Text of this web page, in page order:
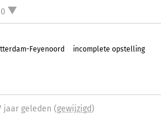
Feyenoord incomplete opstelling
jaar geleden (gewijzigd)